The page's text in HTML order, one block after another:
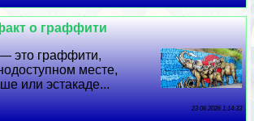
о граффити
это граффити,
месте,
или эстакаде...
23 06 2026 1:14:33